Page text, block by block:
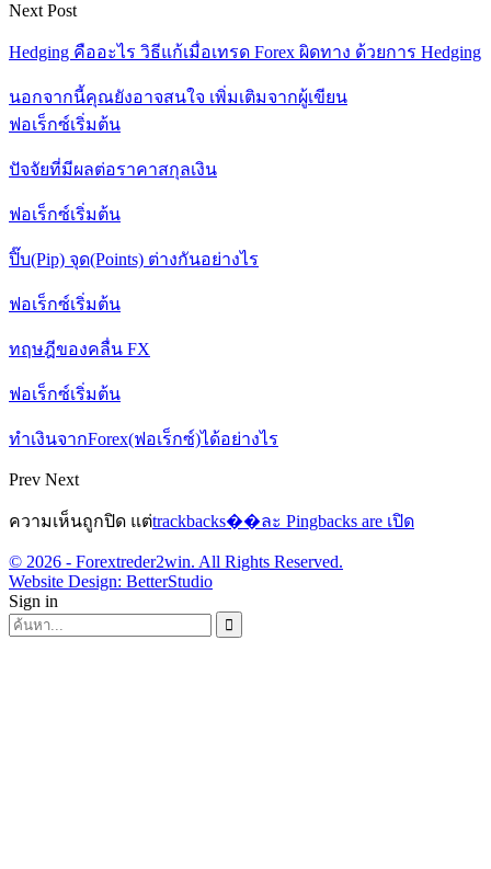
Next Post
Hedging คืออะไร วิธีแก้เมื่อเทรด Forex ผิดทาง ด้วยการ Hedging
นอกจากนี้คุณยังอาจสนใจ เพิ่มเติมจากผู้เขียน
ฟอเร็กซ์เริ่มต้น
ปัจจัยที่มีผลต่อราคาสกุลเงิน
ฟอเร็กซ์เริ่มต้น
ปิ๊บ(Pip) จุด(Points) ต่างกันอย่างไร
ฟอเร็กซ์เริ่มต้น
ทฤษฎีของคลื่น FX
ฟอเร็กซ์เริ่มต้น
ทำเงินจากForex(ฟอเร็กซ์)ได้อย่างไร
Prev Next
ความเห็นถูกปิด แต่trackbacks��ละ Pingbacks are เปิด
© 2026 - Forextreder2win. All Rights Reserved.
Website Design: BetterStudio
Sign in